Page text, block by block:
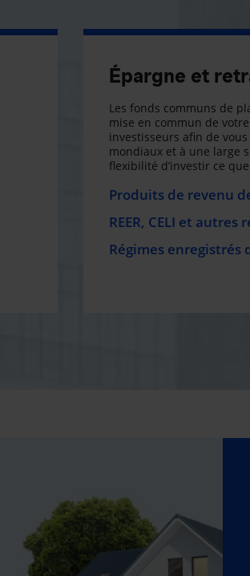
Épargne et
Les fonds communs de
mise en commun de
investisseurs afin de
mondiaux et à une large
flexibilité d’investir ce
Produits de revenu
REER, CELI et
Régimes enregistrés